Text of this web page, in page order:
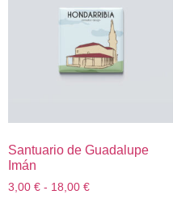
Santuario de Guadalupe
Imán
3,00 € - 18,00 €